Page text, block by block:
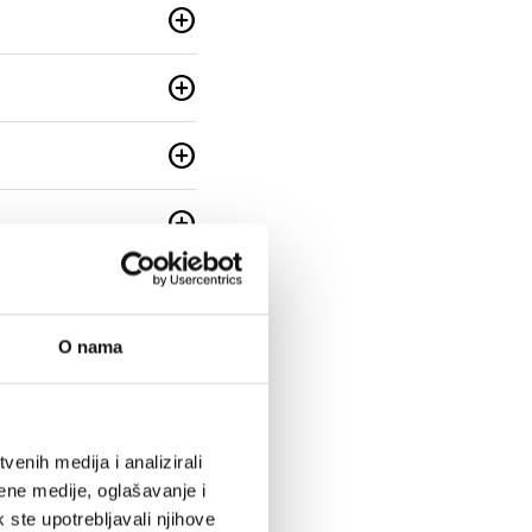
O nama
medija i analizirali
medije, oglašavanje i
ste upotrebljavali njihove
add_circle
add_circle
add_circle
add_circle
add_circle
add_circle